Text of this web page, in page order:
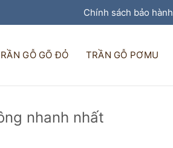
Chính sách bảo hành
GỖ GÕ ĐỎ TRẦN GỖ PƠMU
nhanh nhất